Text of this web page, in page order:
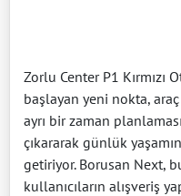
Zorlu Center P1 Kırmızı
başlayan yeni nokta,
ayrı bir zaman
çıkararak günlük
getiriyor. Borusan Next,
kullanıcıların alışveriş